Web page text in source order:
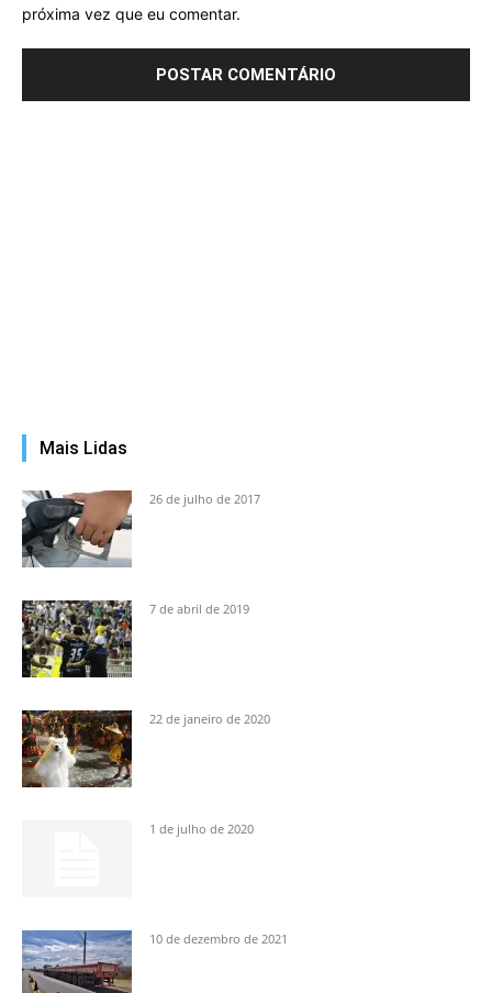
próxima vez que eu comentar.
Mais Lidas
26 de julho de 2017
7 de abril de 2019
22 de janeiro de 2020
1 de julho de 2020
10 de dezembro de 2021